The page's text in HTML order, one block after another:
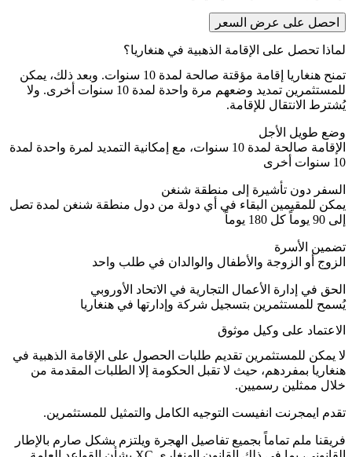
احصل على عرض السعر
لماذا تحصل على الإقامة الذهبية في هنغاريا؟
تمنح هنغاريا إقامة مؤقتة صالحة لمدة 10 سنوات. وبعد ذلك، يمكن
للمستثمرين تمديد وضعهم مرة واحدة لمدة 10 سنوات أخرى. ولا
يُشترط الانتقال للإقامة.
وضع طويل الأجل
الإقامة صالحة لمدة 10 سنوات، مع إمكانية التمديد لمرة واحدة لمدة
10 سنوات أخرى
السفر دون تأشيرة إلى منطقة شنغن
يمكن للمقيمين البقاء في أي دولة من دول منطقة شنغن لمدة تصل
إلى 90 يوماً كل 180 يوماً
تضمين الأسرة
الزوج أو الزوجة والأطفال والوالدان في طلب واحد
الحق في إدارة الأعمال التجارية في الاتحاد الأوروبي
يُسمح للمستثمرين بتسجيل شركة وإدارتها في هنغاريا
الاعتماد على وكيل موثوق
لا يمكن للمستثمرين تقديم طلبات الحصول على الإقامة الذهبية في
هنغاريا بمفردهم، حيث لا تقبل الحكومة إلا الطلبات المقدمة من
خلال ممثلين رسميين.
تقدم ايمجرنت انفيست التوجيه الكامل والتمثيل للمستثمرين.
فريقنا ملم تماماً بجميع تفاصيل الهجرة ويلتزم بشكل صارم بالإطار